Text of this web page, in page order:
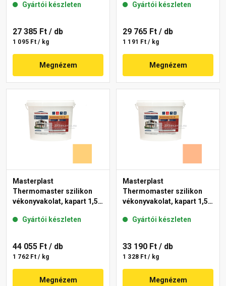
Gyártói készleten
27 385 Ft / db
1 095 Ft / kg
Megnézem
Gyártói készleten
29 765 Ft / db
1 191 Ft / kg
Megnézem
Masterplast
Thermomaster szilikon
vékonyvakolat, kapart 1,5
Gyártói készleten
44 055 Ft / db
1 762 Ft / kg
Megnézem
Masterplast
Thermomaster szilikon
vékonyvakolat, kapart 1,5
Gyártói készleten
33 190 Ft / db
1 328 Ft / kg
Megnézem